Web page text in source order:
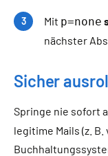
Mit p=none
nächster
Sicher
Springe nie sofort
legitime Mails (z.